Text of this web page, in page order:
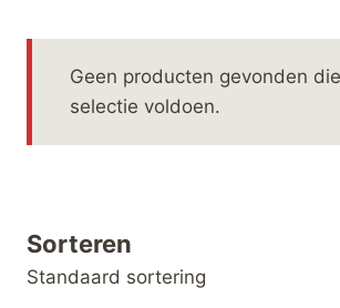
Geen producten gevonden
selectie voldoen.
Sorteren
Sorteren
Standaard sortering